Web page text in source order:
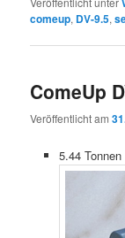
comeup, DV-9.5,
ComeUp
Veröffentlicht am
5.44 Tonnen